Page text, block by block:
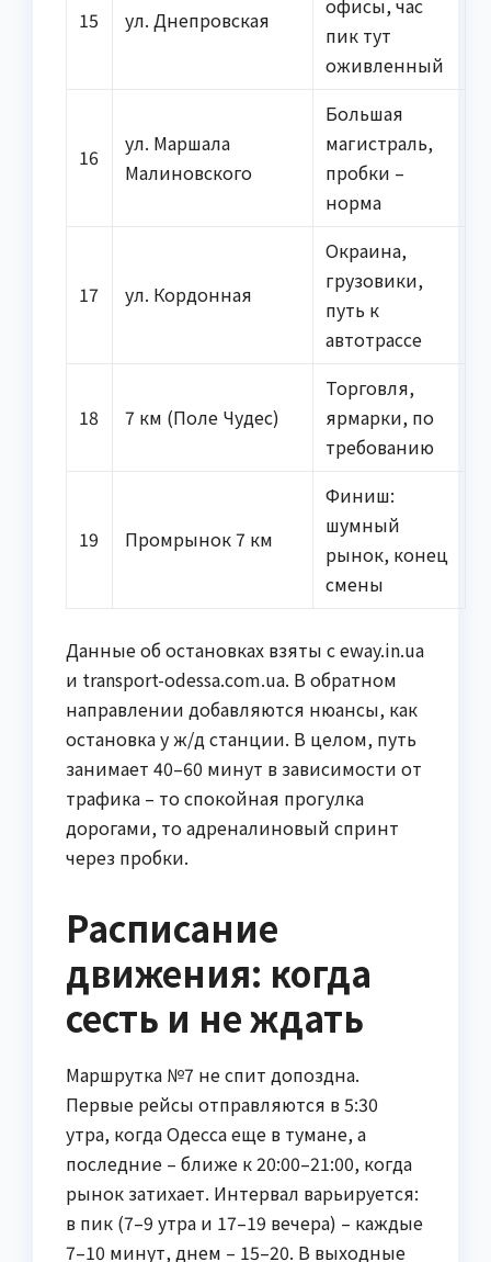
15 ул. Днепровская
офисы, час
пик тут
оживленный
16
ул. Маршала
Малиновского
Большая
магистраль,
пробки –
норма
17 ул. Кордонная
Окраина,
грузовики,
путь к
автотрассе
18 7 км (Поле Чудес)
Торговля,
ярмарки, по
требованию
19 Промрынок 7 км
Финиш:
шумный
рынок, конец
смены
Данные об остановках взяты с eway.in.ua
и transport-odessa.com.ua. В обратном
направлении добавляются нюансы, как
остановка у ж/д станции. В целом, путь
занимает 40–60 минут в зависимости от
трафика – то спокойная прогулка
дорогами, то адреналиновый спринт
через пробки.
Расписание
движения: когда
сесть и не ждать
Маршрутка №7 не спит допоздна.
Первые рейсы отправляются в 5:30
утра, когда Одесса еще в тумане, а
последние – ближе к 20:00–21:00, когда
рынок затихает. Интервал варьируется:
в пик (7–9 утра и 17–19 вечера) – каждые
7–10 минут, днем – 15–20. В выходные